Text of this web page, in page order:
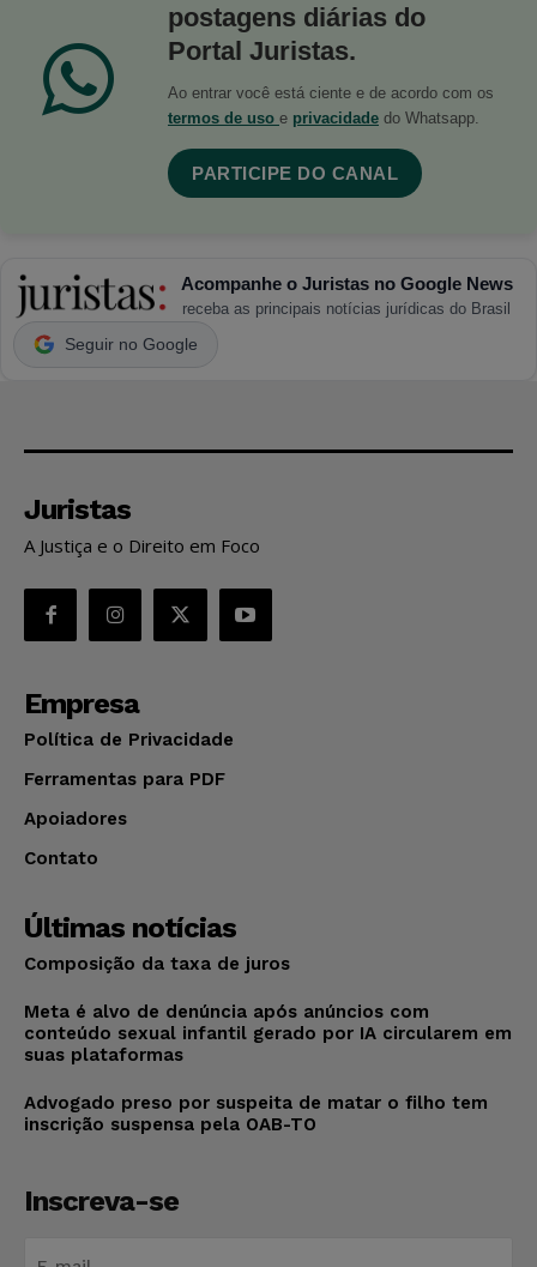
postagens diárias do
Portal Juristas.
Ao entrar você está ciente e de acordo com os
termos de uso e privacidade do Whatsapp.
PARTICIPE DO CANAL
Acompanhe o Juristas no Google News
receba as principais notícias jurídicas do Brasil
Seguir no Google
Juristas
A Justiça e o Direito em Foco
Empresa
Política de Privacidade
Ferramentas para PDF
Apoiadores
Contato
Últimas notícias
Composição da taxa de juros
Meta é alvo de denúncia após anúncios com
conteúdo sexual infantil gerado por IA circularem em
suas plataformas
Advogado preso por suspeita de matar o filho tem
inscrição suspensa pela OAB-TO
Inscreva-se